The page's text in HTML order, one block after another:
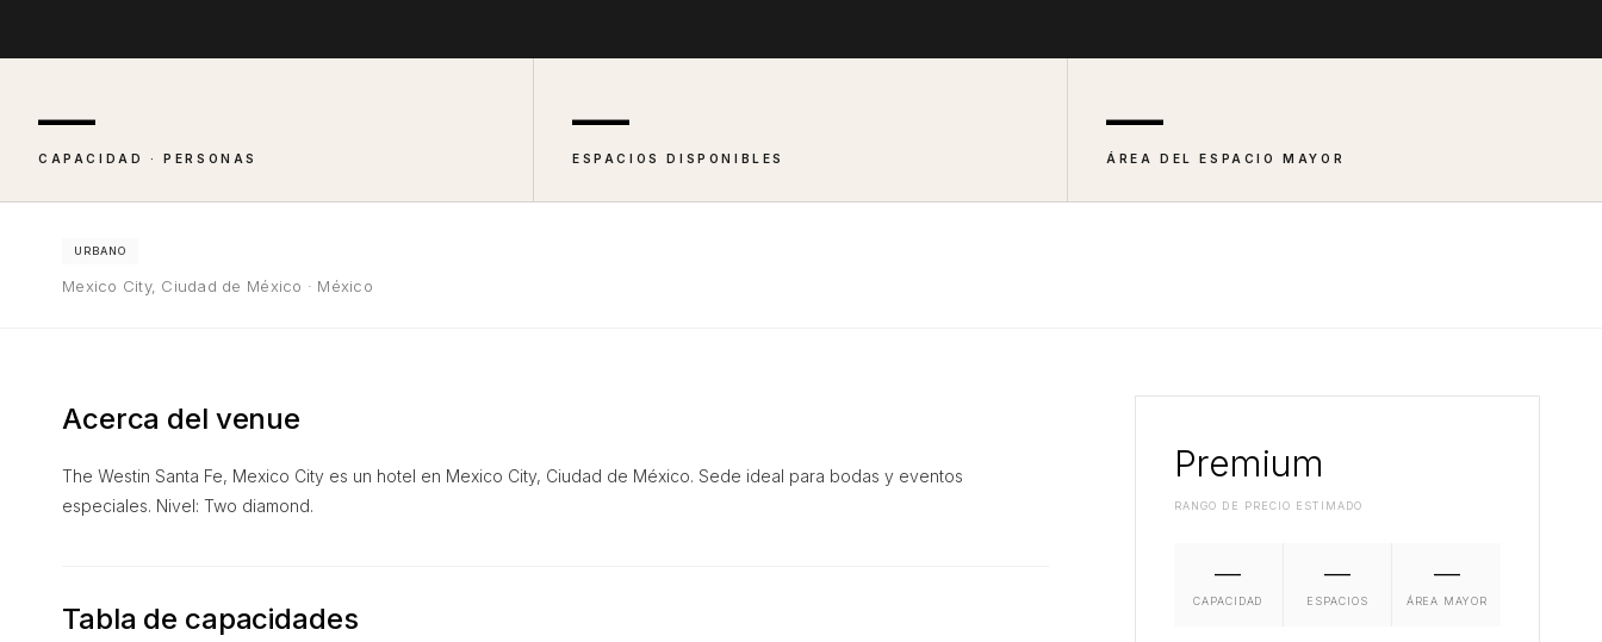
—
CAPACIDAD · PERSONAS
—
ESPACIOS DISPONIBLES
—
ÁREA DEL ESPACIO MAYOR
URBANO
Mexico City, Ciudad de México · México
Acerca del venue
The Westin Santa Fe, Mexico City es un hotel en Mexico City, Ciudad de México. Sede ideal para bodas y eventos
especiales. Nivel: Two diamond.
Tabla de capacidades
Premium
RANGO DE PRECIO ESTIMADO
—
CAPACIDAD
—
ESPACIOS
—
ÁREA MAYOR